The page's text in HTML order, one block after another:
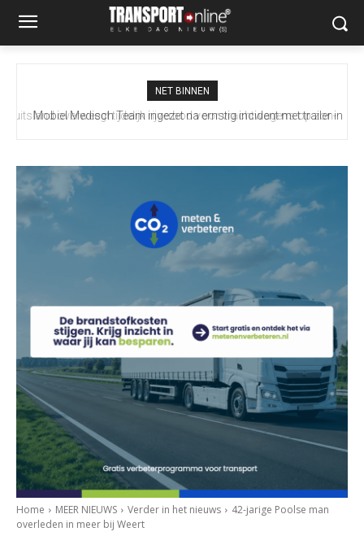
NET BINNEN
Mobiel Medisch Team ingezet na ernstig incident met trailer in
Home MEER NIEUWS Verder in het nieuws
42-jarige Poolse man
overleden in meer bij Weert